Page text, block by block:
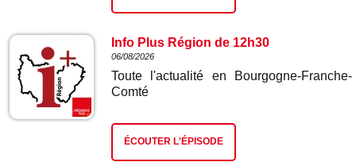
Info Plus Région de 12h30
06/08/2026
Toute l'actualité en Bourgogne-Franche-
Comté
ÉCOUTER L'ÉPISODE